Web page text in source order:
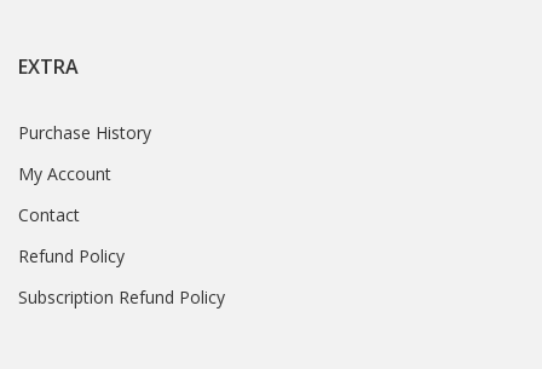
EXTRA
Purchase History
My Account
Contact
Refund Policy
Subscription Refund Policy